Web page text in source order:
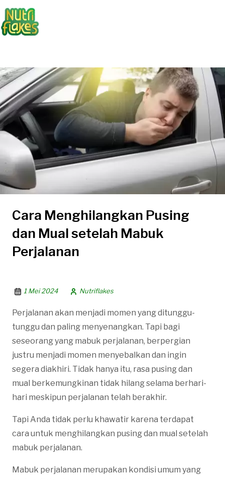
Cara Menghilangkan Pusing
dan Mual setelah Mabuk
Perjalanan
1 Mei 2024 Nutriflakes
Perjalanan akan menjadi momen yang ditunggu-
tunggu dan paling menyenangkan. Tapi bagi
seseorang yang mabuk perjalanan, berpergian
justru menjadi momen menyebalkan dan ingin
segera diakhiri. Tidak hanya itu, rasa pusing dan
mual berkemungkinan tidak hilang selama berhari-
hari meskipun perjalanan telah berakhir.
Tapi Anda tidak perlu khawatir karena terdapat
cara untuk menghilangkan pusing dan mual setelah
mabuk perjalanan.
Mabuk perjalanan merupakan kondisi umum yang